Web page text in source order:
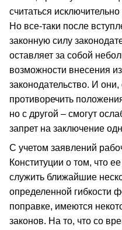
считаться
Но все-таки после
законную силу
оставляет за собой
возможности внесения
законодательство. И
противоречить
но с другой – смогут
запрет на заключение
С учетом заявлений
Конституции о том, что
служить ближайшие
определенной гибкости
поправке, имеются
законов. На то, что со